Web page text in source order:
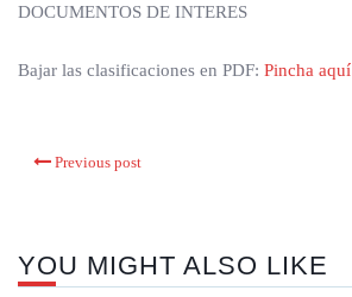
DOCUMENTOS DE INTERES
Bajar las clasificaciones en PDF: Pincha aquí
Previous post
YOU MIGHT ALSO LIKE